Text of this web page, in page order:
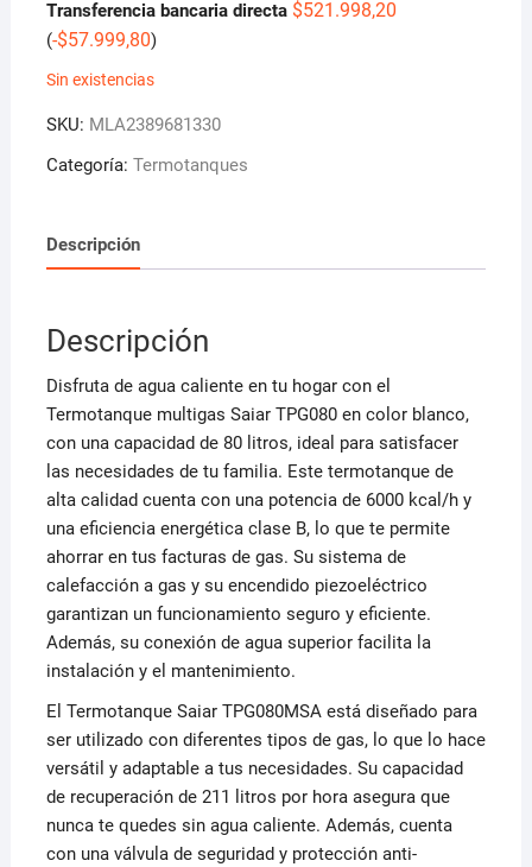
Transferencia bancaria directa $521.998,20
(-$57.999,80)
Sin existencias
SKU: MLA2389681330
Categoría: Termotanques
Descripción
Descripción
Disfruta de agua caliente en tu hogar con el
Termotanque multigas Saiar TPG080 en color blanco,
con una capacidad de 80 litros, ideal para satisfacer
las necesidades de tu familia. Este termotanque de
alta calidad cuenta con una potencia de 6000 kcal/h y
una eficiencia energética clase B, lo que te permite
ahorrar en tus facturas de gas. Su sistema de
calefacción a gas y su encendido piezoeléctrico
garantizan un funcionamiento seguro y eficiente.
Además, su conexión de agua superior facilita la
instalación y el mantenimiento.
El Termotanque Saiar TPG080MSA está diseñado para
ser utilizado con diferentes tipos de gas, lo que lo hace
versátil y adaptable a tus necesidades. Su capacidad
de recuperación de 211 litros por hora asegura que
nunca te quedes sin agua caliente. Además, cuenta
con una válvula de seguridad y protección anti-